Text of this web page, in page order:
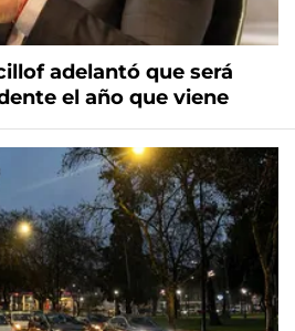
adelantó que será
el año que viene